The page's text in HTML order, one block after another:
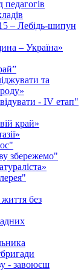
педагогів
– Лебідь-шипун
– Україна»
та
- ІV етап"
край»
збережемо"
без
- завоюєш